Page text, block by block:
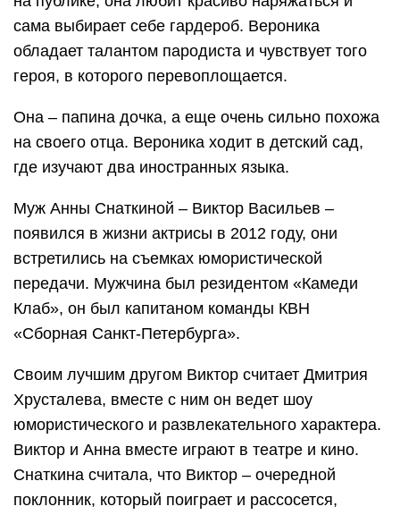
сама выбирает себе гардероб. Вероника
обладает талантом пародиста и чувствует того
героя, в которого перевоплощается.
Она – папина дочка, а еще очень сильно похожа
на своего отца. Вероника ходит в детский сад,
где изучают два иностранных языка.
Муж Анны Снаткиной – Виктор Васильев –
появился в жизни актрисы в 2012 году, они
встретились на съемках юмористической
передачи. Мужчина был резидентом «Камеди
Клаб», он был капитаном команды КВН
«Сборная Санкт-Петербурга».
Своим лучшим другом Виктор считает Дмитрия
Хрусталева, вместе с ним он ведет шоу
юмористического и развлекательного характера.
Виктор и Анна вместе играют в театре и кино.
Снаткина считала, что Виктор – очередной
поклонник, который поиграет и рассосется,